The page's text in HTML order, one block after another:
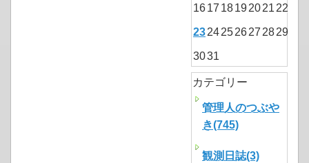
1617 18192021 22
2324252627 2829
3031
カテゴリー
管理人のつぶや
き(745)
観測日誌(3)